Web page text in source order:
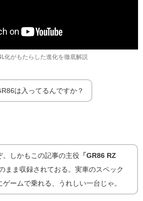
化がもたらした進化を徹底解説
は入ってるんですか？
。しかもこの記事の主役 「GR86 RZ
まま収録されておる。実車のスペック
ゲームで乗れる、うれしい一台じゃ。